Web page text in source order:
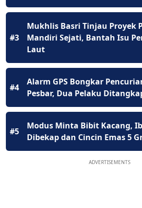
#3
Mukhlis Basri Tinjau Proyek
Mandiri Sejati, Bantah Isu
Laut
#4
Alarm GPS Bongkar
Pesbar, Dua Pelaku
#5
Modus Minta Bibit Kacang,
Dibekap dan Cincin Emas 5
ADVERTISEMENTS